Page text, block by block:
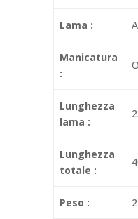
Lama :
Manicatura
:
Lunghezza
lama :
Lunghezza
totale :
Peso :